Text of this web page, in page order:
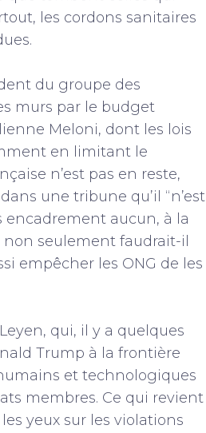
les cordons sanitaires
du groupe des
murs par le budget
Meloni, dont les lois
en limitant le
n’est pas en reste,
une tribune qu’il “n’est
encadrement aucun, à la
seulement faudrait-il
empêcher les ONG de les
qui, il y a quelques
Trump à la frontière
et technologiques
membres. Ce qui revient
yeux sur les violations